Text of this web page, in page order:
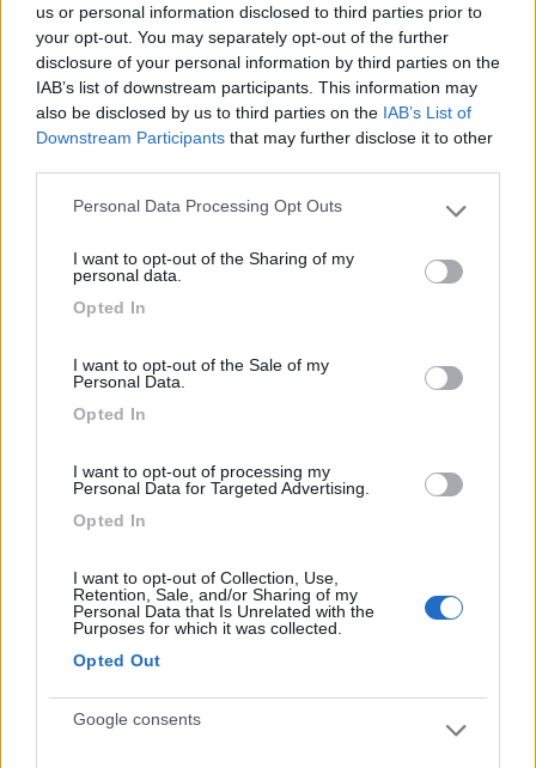
us or personal information disclosed to third parties prior to
your opt-out. You may separately opt-out of the further
disclosure of your personal information by third parties on the
IAB’s list of downstream participants. This information may
also be disclosed by us to third parties on the IAB’s List of
Downstream Participants that may further disclose it to other
Please note that this website/app uses one or more Google
not limited to your visit or usage behaviour. You may click to
grant or deny consent to Google and its third-party tags to
use your data for below specified purposes in below Google
Personal Data Processing Opt Outs
I want to opt-out of the Sharing of my
personal data.
Opted In
I want to opt-out of the Sale of my
Personal Data.
Opted In
I want to opt-out of processing my
Personal Data for Targeted Advertising.
Opted In
I want to opt-out of Collection, Use,
Retention, Sale, and/or Sharing of my
Personal Data that Is Unrelated with the
Purposes for which it was collected.
Opted Out
Google consents
Agriturismo Su Barroccu
9,5 4
Servizi / Posizione
Agriturismo con parcheggio per la sosta camper di una
Riola Sardo (OR) - 956.5km
Strada Statale 292, km 117
Area di sosta (PS+CS)
Agricamping La Tankitta